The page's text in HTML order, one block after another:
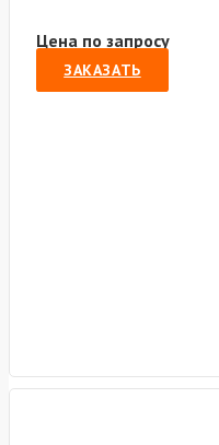
Цена по запросу
ЗАКАЗАТЬ